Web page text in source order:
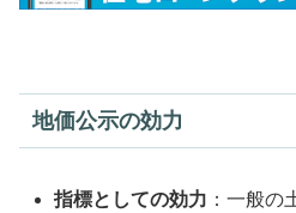
地価公示の効力
指標としての効力 ：一般の